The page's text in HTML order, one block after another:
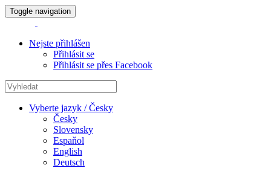
Toggle navigation
Nejste přihlášen
Přihlásit se
Přihlásit se přes Facebook
Vyberte jazyk / Česky
Česky
Slovensky
Espaňol
English
Deutsch